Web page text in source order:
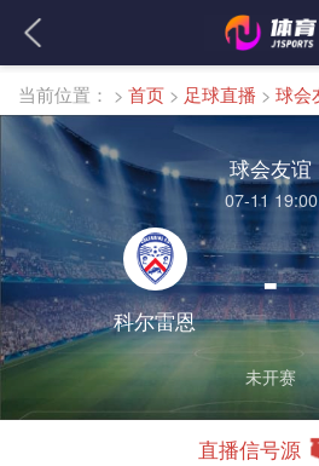
当前位置： > 首页 > 足球直播 >
球会友谊
07-11 19:00
科尔雷恩
-
未开赛
直播信号源